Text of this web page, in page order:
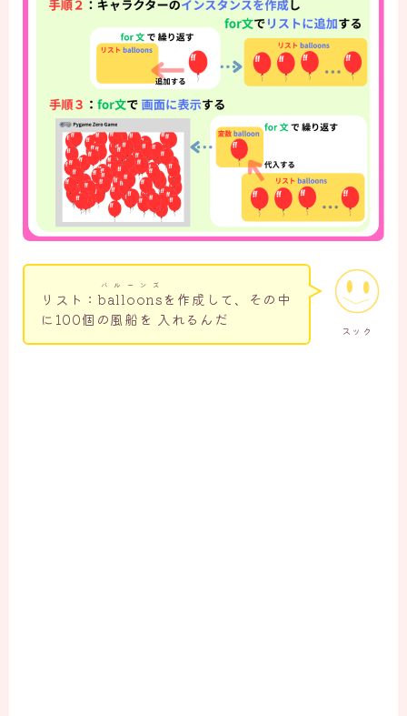
スック
リスト： balloons
バルーンズ
を作成して、その中
に100個の風船を 入れるんだ